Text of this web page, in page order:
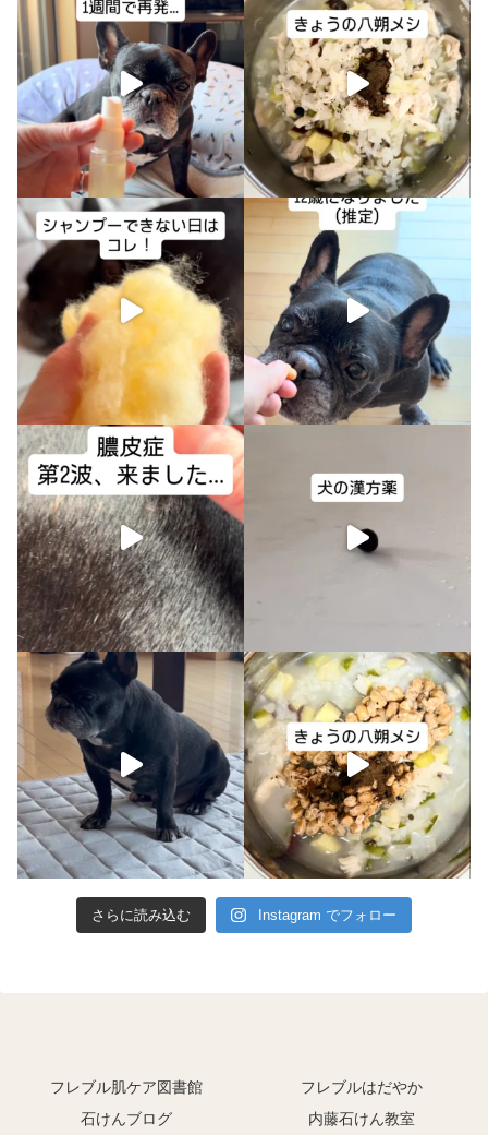
さらに読み込む Instagram でフォロー
フレブル肌ケア図書館
フレブルはだやか
石けんブログ
内藤石けん教室